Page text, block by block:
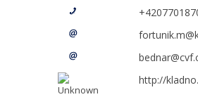
http://